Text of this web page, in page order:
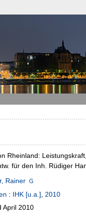
Rheinland:
für den Inh. Rüdiger
Rainer
: IHK [u.a.], 2010
April 2010